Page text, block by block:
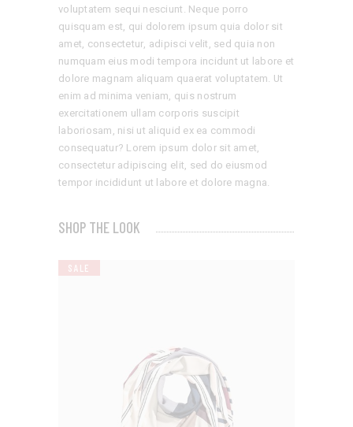
voluptatem sequi nesciunt. Neque porro
quisquam est, qui dolorem ipsum quia dolor sit
amet, consectetur, adipisci velit, sed quia non
numquam eius modi tempora incidunt ut labore et
dolore magnam aliquam quaerat voluptatem. Ut
enim ad minima veniam, quis nostrum
exercitationem ullam corporis suscipit
laboriosam, nisi ut aliquid ex ea commodi
consequatur? Lorem ipsum dolor sit amet,
consectetur adipiscing elit, sed do eiusmod
tempor incididunt ut labore et dolore magna.
SHOP THE LOOK
SALE